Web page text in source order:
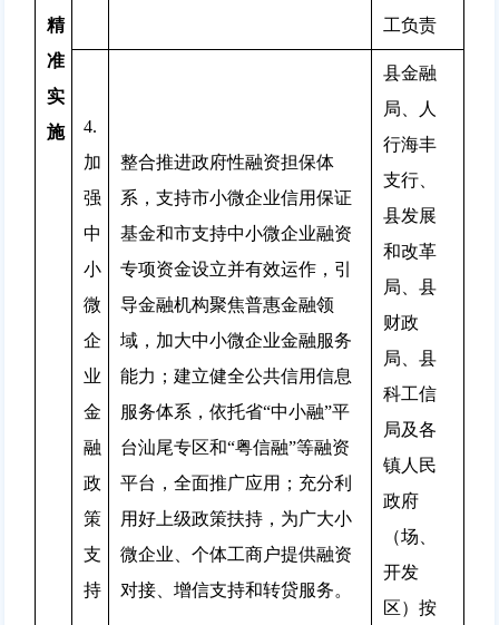
精
准
实
施
工负责
4.
加
强
中
小
微
企
业
金
融
政
策
支
持
整合推进政府性融资担保体
系，支持市小微企业信用保证
基金和市支持中小微企业融资
专项资金设立并有效运作，引
导金融机构聚焦普惠金融领
域，加大中小微企业金融服务
能力；建立健全公共信用信息
服务体系，依托省“中小融”平
台汕尾专区和“粤信融”等融资
平台，全面推广应用；充分利
用好上级政策扶持，为广大小
微企业、个体工商户提供融资
对接、增信支持和转贷服务。
县金融
局、人
行海丰
支行、
县发展
和改革
局、县
财政
局、县
科工信
局及各
镇人民
政府
（场、
开发
区）按